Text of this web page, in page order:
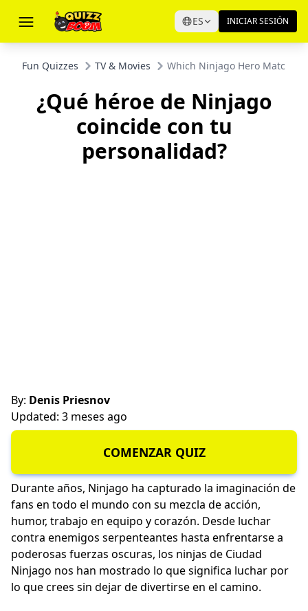
ES INICIAR SESIÓN
Fun Quizzes TV & Movies Which Ninjago Hero Matches
¿Qué héroe de Ninjago
coincide con tu
personalidad?
By: Denis Priesnov
Updated: 3 meses ago
COMENZAR QUIZ
Durante años, Ninjago ha capturado la imaginación de
fans en todo el mundo con su mezcla de acción,
humor, trabajo en equipo y corazón. Desde luchar
contra enemigos serpenteantes hasta enfrentarse a
poderosas fuerzas oscuras, los ninjas de Ciudad
Ninjago nos han mostrado lo que significa luchar por
lo que crees sin dejar de divertirse en el camino.